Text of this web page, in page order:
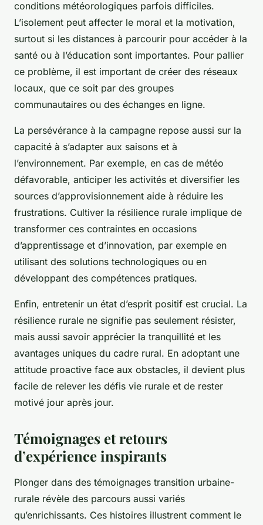
conditions météorologiques parfois difficiles.
L’isolement peut affecter le moral et la motivation,
surtout si les distances à parcourir pour accéder à la
santé ou à l’éducation sont importantes. Pour pallier
ce problème, il est important de créer des réseaux
locaux, que ce soit par des groupes
communautaires ou des échanges en ligne.
La persévérance à la campagne repose aussi sur la
capacité à s’adapter aux saisons et à
l’environnement. Par exemple, en cas de météo
défavorable, anticiper les activités et diversifier les
sources d’approvisionnement aide à réduire les
frustrations. Cultiver la résilience rurale implique de
transformer ces contraintes en occasions
d’apprentissage et d’innovation, par exemple en
utilisant des solutions technologiques ou en
développant des compétences pratiques.
Enfin, entretenir un état d’esprit positif est crucial. La
résilience rurale ne signifie pas seulement résister,
mais aussi savoir apprécier la tranquillité et les
avantages uniques du cadre rural. En adoptant une
attitude proactive face aux obstacles, il devient plus
facile de relever les défis vie rurale et de rester
motivé jour après jour.
Témoignages et retours
d’expérience inspirants
Plonger dans des témoignages transition urbaine-
rurale révèle des parcours aussi variés
qu’enrichissants. Ces histoires illustrent comment le